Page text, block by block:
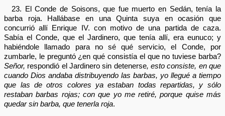
23. El Conde de Soisons, que fue muerto en Sedán, tenía la
barba roja. Hallábase en una Quinta suya en ocasión que
concurrió allí Enrique IV. con motivo de una partida de caza.
Sabía el Conde, que el Jardinero, que tenía allí, era eunuco; y
habiéndole llamado para no sé qué servicio, el Conde, por
zumbarle, le preguntó ¿en qué consistía el que no tuviese barba?
Señor, respondió el Jardinero sin detenerse, esto consiste, en que
cuando Dios andaba distribuyendo las barbas, yo llegué a tiempo
que las de otros colores ya estaban todas repartidas, y sólo
restaban barbas rojas; con que yo me retiré, porque quise más
quedar sin barba, que tenerla roja.